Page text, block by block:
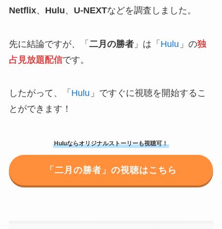
Netflix、 Hulu、 U-NEXTなどを調査しました。
先に結論ですが、「 二月の勝者」は「 Hulu 」の独
占見放題配信です。
したがって、「 Hulu 」ですぐに視聴を開始するこ
とができます！
Huluならオリジナルストーリーも視聴可！
「二月の勝者」の視聴はこちら